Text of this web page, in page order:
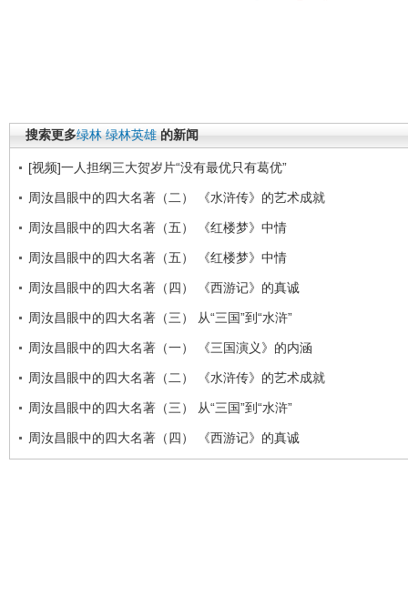
搜索更多绿林 绿林英雄 的新闻
[视频]一人担纲三大贺岁片“没有最优只有葛优”
周汝昌眼中的四大名著（二） 《水浒传》的艺术成就
周汝昌眼中的四大名著（五） 《红楼梦》中情
周汝昌眼中的四大名著（五） 《红楼梦》中情
周汝昌眼中的四大名著（四） 《西游记》的真诚
周汝昌眼中的四大名著（三） 从“三国”到“水浒”
周汝昌眼中的四大名著（一） 《三国演义》的内涵
周汝昌眼中的四大名著（二） 《水浒传》的艺术成就
周汝昌眼中的四大名著（三） 从“三国”到“水浒”
周汝昌眼中的四大名著（四） 《西游记》的真诚